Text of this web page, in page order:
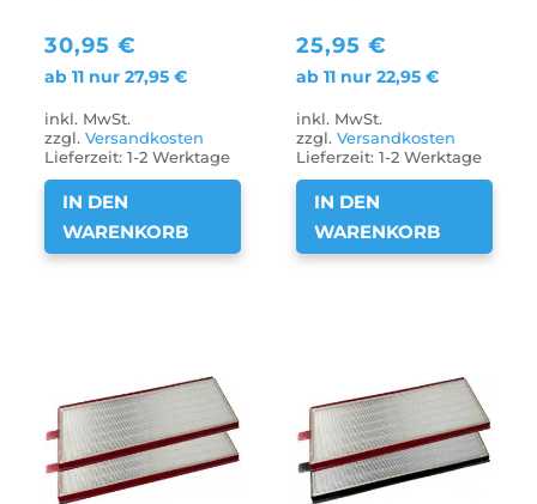
30,95€
ab 11 nur27,95€
inkl. MwSt.
zzgl.Versandkosten
Lieferzeit:1-2 Werktage
IN DEN
WARENKORB
25,95€
ab 11 nur22,95€
inkl. MwSt.
zzgl.Versandkosten
Lieferzeit:1-2 Werktage
IN DEN
WARENKORB